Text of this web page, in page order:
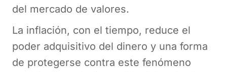
del mercado de valores.
La inflación, con el tiempo, reduce el
poder adquisitivo del dinero y una forma
de protegerse contra este fenómeno